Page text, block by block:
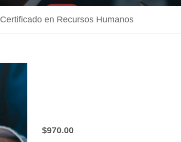
Certificado en Recursos Humanos
$970.00